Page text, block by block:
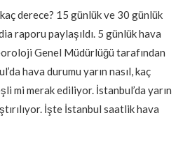
kaç derece? 15 günlük ve 30 günlük
raporu paylaşıldı. 5 günlük hava
Genel Müdürlüğü tarafından
hava durumu yarın nasıl, kaç
mi merak ediliyor. İstanbul’da yarın
İşte İstanbul saatlik hava